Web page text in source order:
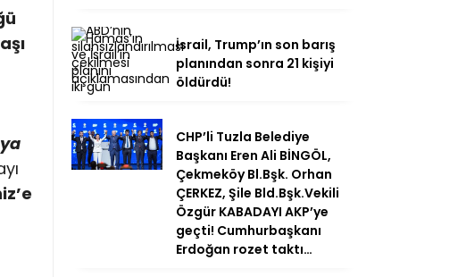
İsrail, Trump’ın son barış
planından sonra 21 kişiyi
öldürdü!
CHP’li Tuzla Belediye
Başkanı Eren Ali BİNGÖL,
Çekmeköy Bl.Bşk. Orhan
ÇERKEZ, Şile Bld.Bşk.Vekili
Özgür KABADAYI AKP’ye
geçti! Cumhurbaşkanı
Erdoğan rozet taktı…